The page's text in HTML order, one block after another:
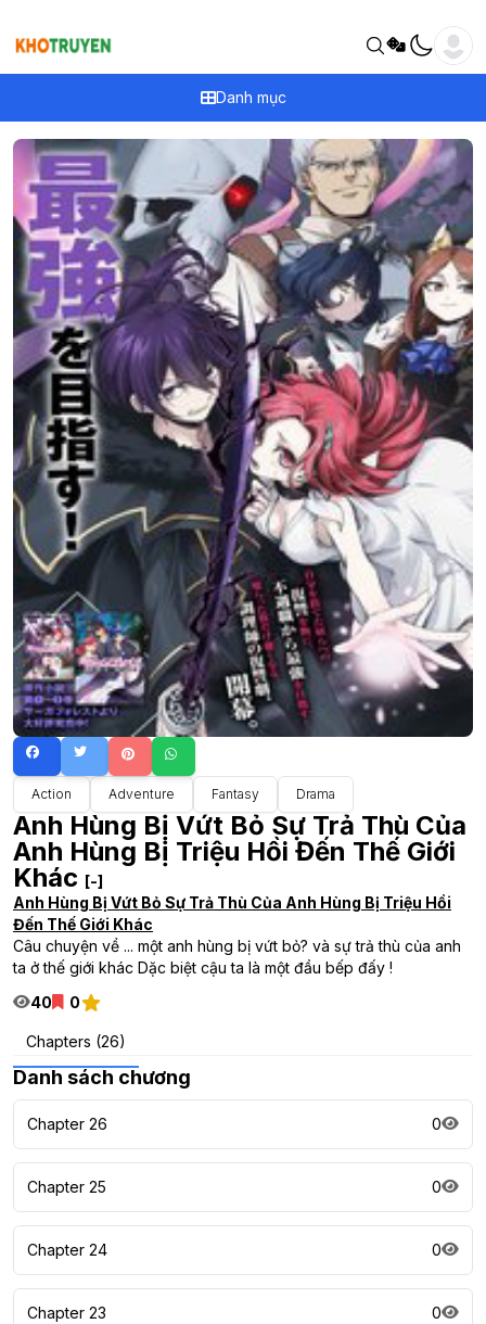
Danh mục
Action Adventure Fantasy Drama
Anh Hùng Bị Vứt Bỏ Sự Trả Thù Của
Anh Hùng Bị Triệu Hồi Đến Thế Giới
Khác [-]
Anh Hùng Bị Vứt Bỏ Sự Trả Thù Của Anh Hùng Bị Triệu Hồi
Đến Thế Giới Khác
Câu chuyện về ... một anh hùng bị vứt bỏ? và sự trả thù của anh
ta ở thế giới khác Dặc biệt cậu ta là một đầu bếp đấy !
40
0
Chapters (26)
Danh sách chương
Chapter 26 0
Chapter 25 0
Chapter 24 0
Chapter 23 0